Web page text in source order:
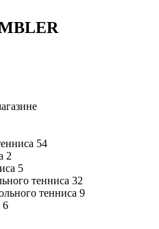
54
2
5
тенниса 32
тенниса 9
6